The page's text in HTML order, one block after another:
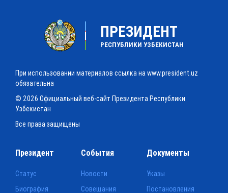
ПРЕЗИДЕНТ
РЕСПУБЛИКИ УЗБЕКИСТАН
При использовании материалов ссылка на www.president.uz
обязательна
© 2026 Официальный веб-сайт Президента Республики
Узбекистан
Все права защищены
Президент
Статус
Биография
События
Новости
Совещания
Документы
Указы
Постановления